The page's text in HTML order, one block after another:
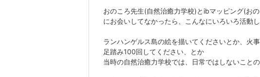
おのころ先生(自然治癒力学校)とibマッピング(お
にお会いしてなかったら、こんなにいろいろ活動
ランハンゲルス島の絵を描いてくださいとか、火
足踏み100回してください、とか
当時の自然治癒力学校では、日常ではしないことの